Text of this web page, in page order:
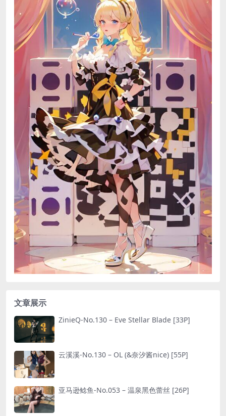
文章展示
ZinieQ-No.130 – Eve Stellar Blade [33P]
云溪溪-No.130 – OL (&奈汐酱nice) [55P]
亚马逊鲶鱼-No.053 – 温泉黑色蕾丝 [26P]